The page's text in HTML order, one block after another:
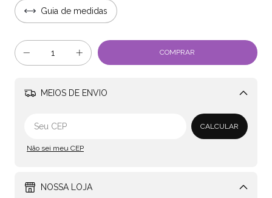
Guia de medidas
MEIOS DE ENVIO
Alterar CEP
CALCULAR
Não sei meu CEP
NOSSA LOJA